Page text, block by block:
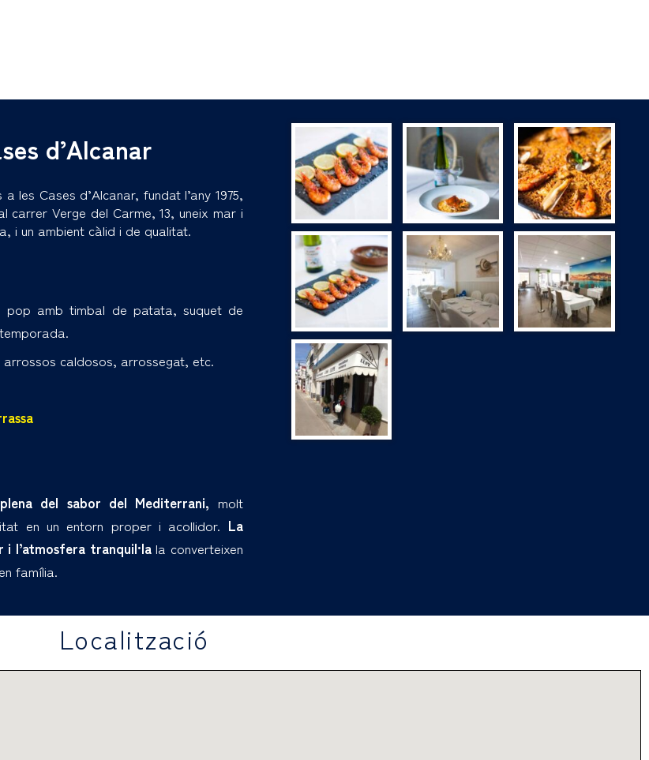
d’Alcanar
les Cases d’Alcanar, fundat l’any 1975,
carrer Verge del Carme, 13, uneix mar i
i un ambient càlid i de qualitat.
pop amb timbal de patata, suquet de
caldosos, arrossegat, etc.
plena del sabor del Mediterrani, molt
en un entorn proper i acollidor. La
l’atmosfera tranquil·lala converteixen
família.
Localització